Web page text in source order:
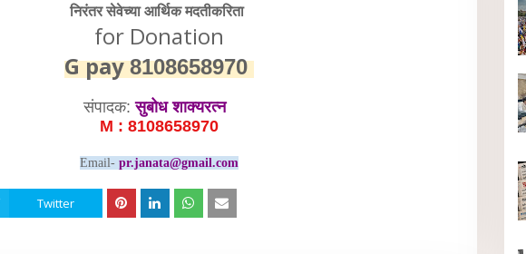
निरंतर सेवेच्या आर्थिक मदतीकरिता
for Donation
G pay8108658970
संपादक:सुबोध शाक्यरत्न
M : 8108658970
Email- pr.janata@gmail.com
Twitter